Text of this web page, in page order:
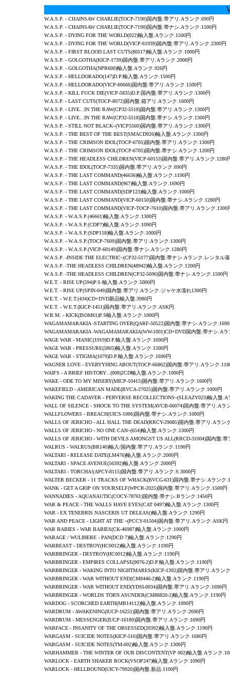
W.A.S.P. - CHAINSAW CHARLIE(TOCP-7190)国内盤.帯アリ.Aランク.690円
W.A.S.P. - CHAINSAW CHARLIE(TOCP-7190)国内盤.帯ナシ.Aランク.1500円
W.A.S.P. - DYING FOR THE WORLD(022)輸入盤.Aランク.1500円
W.A.S.P. - DYING FOR THE WORLD(VICP-61939)国内盤.帯アリ.Aランク.2300円
W.A.S.P. - FIRST BLOOD.LAST CUTS(80517)輸入盤.Aランク.1000円
W.A.S.P. - GOLGOTHA(KICP-1739)国内盤.帯アリ.Aランク.2000円
W.A.S.P. - GOLGOTHA(NPR600)輸入盤.Aランク.926円
W.A.S.P. - HELLDORADO(147)D.P.輸入盤.Aランク.1500円
W.A.S.P. - HELLDORADO(VICP-60666)国内盤.帯アリ.Aランク.1500円
W.A.S.P. - KILL FUCK DIE(VICP-5835)D.P.国内盤.帯アリ.Aランク.1300円
W.A.S.P. - LAST CUTS(TOCP-8072)国内盤.箱アリ.Aランク.1600円
W.A.S.P. - LIVE...IN THE RAW(CP32-5518)国内盤.帯アリ.Aランク.1300円
W.A.S.P. - LIVE...IN THE RAW(CP32-5518)国内盤.帯ナシ.Aランク.1300円
W.A.S.P. - STILL NOT BLACK~(VICP5560)国内盤.帯アリ.Aランク.1300円
W.A.S.P. - THE BEST OF THE BEST(SMACD926)輸入盤.Aランク.1300円
W.A.S.P. - THE CRIMSON IDOL(TOCP-6705)国内盤.帯アリ.Aランク.1300円
W.A.S.P. - THE CRIMSON IDOL(TOCP-6705)国内盤.帯ナシ.Aランク.1200円
W.A.S.P. - THE HEADLESS CHILDREN(VICP-60153)国内盤.帯アリ.Aランク.1280
W.A.S.P. - THE IDOL(TOCP-7335)国内盤.帯アリ.Aランク.690円
W.A.S.P. - THE LAST COMMAND(46636)輸入盤.Aランク.1190円
W.A.S.P. - THE LAST COMMAND(967)輸入盤.Aランク.1690円
W.A.S.P. - THE LAST COMMAND(SDP123)輸入盤.Aランク.1000円
W.A.S.P. - THE LAST COMMAND(VICP-60150)国内盤.帯ナシ.Aランク.1280円
W.A.S.P. - THE LAST COMMAND(VICP-TOCP-7610)国内盤.帯アリ.Aランク.1300
W.A.S.P. - W.A.S.P.(46661)輸入盤.Aランク.1300円
W.A.S.P. - W.A.S.P.(CDP7)輸入盤.Aランク.1090円
W.A.S.P. - W.A.S.P.(SDP118)輸入盤.Aランク.1000円
W.A.S.P. - W.A.S.P.(TOCP-7609)国内盤.帯アリ.Aランク.1300円
W.A.S.P. - W.A.S.P.(VICP-60149)国内盤.帯ナシ.Aランク.1280円
W.A.S.P. -INSIDE THE ELECTRIC~(CP32-5177)国内盤.帯ナシ.Aランク.レンタル
W.A.S.P. -THE HEADLESS CHILDREN(48942)輸入盤.Aランク.1200円
W.A.S.P. -THE HEADLESS CHILDREN(CP32-5696)国内盤.帯ナシ.Aランク.1500円
W.E.T. - RISE UP(594)P.S.輸入盤.Aランク.5000円
W.E.T. - RISE UP(SPIN-049)国内盤.帯アリ.Aランク.ジャケ水濡れ1300円
W.E.T. - W.E.T.(434)CD+DVD新品輸入盤.3980円
W.E.T. - W.E.T.(KICP-1451)国内盤.帯アリ.Aランク.ASK円
W.R.M. - KICK(ISOM61)P.S輸入盤.Aランク.1000円
WAGAMAMARAKIA -STARTING OVER(QARF-50522)国内盤.帯ナシ.Aランク
WAGAMAMARAKIA -WAGAMAMARAKIA(WW-1001)CD+DVD国内盤.帯ナシ.Aラ
WAGE WAR - MANIC(1919)D.P.輸入盤.Aランク.1690円
WAGE WAR - PRESSURE(5805)輸入盤.Aランク.1500円
WAGE WAR - STIGMA(1079)D.P.輸入盤.Aランク.1690円
WAGNER LOVE - EVERYYHING ABOUT(TOCP-66862)国内盤.帯アリ.Aランク
WAIFS - A BRIEF HISTORY...(008)2CD輸入盤.Aランク.1000円
WAKE - ODE TO MY MISERY(MICP-10415)国内盤.帯アリ.Aランク.1600円
WAKEFIELD - AMERICAN MADE(BVCA-27025)国内盤.帯アリ.Aランク.1000円
WAKING THE CADAVER - PERVERSE RECOLLECTIONS~(SLEAZY023)輸入盤.A
WALL OF SILENCE - SHOCK TO THE SYSTEM(AVCB-66074)国内盤.帯アリ.Aラ
WALLFLOWERS - BREACH(UICS-1006)国内盤.帯ナシ.Aランク.1000円
WALLS OF JERICHO - ALL HALL THE DEAD(RRCY-29085)国内盤.帯アリ.Aラン
WALLS OF JERICHO - NO ONE CAN~(654)輸入盤.Aランク.1300円
WALLS OF JERICHO - WITH DEVILS AMONGST US ALL(RRCD-31004)国内盤.
WALRUS - WALRUS(BR140)輸入/国内盤.帯アリ.Aランク.1190円
WALTARI - RELEASE DATE(LM476)輸入盤.Aランク.2000円
WALTARI - SPACE AVENUE(56392)輸入盤.Aランク.2000円
WALTARI - TORCHA!(APCY-8115)国内盤.帯アリ.Aランク.S.3000円
WALTER BECKER - 11 TRACKS OF WHACK(BVCG-631)国内盤.帯ナシ.Aランク
WANK - GET A GRIP ON YOURSELF(WPCR-2025)国内盤.帯アリ.Aランク.1500円
WANNADIES - AQUANAUTIC(COCY-78761)国内盤.帯ナシ.Bランク.1450円
WAR & PEACE - THE WALLS HAVE EYES(CAT 0497)輸入盤.Aランク.1300円
WAR - EX TENEBRIS NASCERIS UT DELEAS()輸入盤.Aランク.1290円
WAR AND PEACE - LIGHT AT THE ~(PCCY-01504)国内盤.帯アリ.Aランク.ASK円
WAR BABIES - WAR BABIES(CK-46987)輸入盤.Aランク.1000円
WARAGE / WULIHERE - PAN(DCD 7)輸入盤.Aランク.1290円
WARBEAST - DESTROY(HC0012)輸入盤.Aランク.1190円
WARBRINGER - DESTROY(HC0012)輸入盤.Aランク.1190円
WARBRINGER - EMPIRES COLLAPSE(9076-2)D.P.輸入盤.Aランク.1190円
WARBRINGER - WAKING INTO NIGHTMARES(KICP-1392)国内盤.帯アリ.Aラン
WARBRINGER - WAR WITHOUT END(CM8446-2)輸入盤.Aランク.1190円
WARBRINGER - WAR WITHOUT END(YDSI-0034)国内盤.帯アリ.Aランク.1690円
WARBRINGER - WORLDS TORN ASUNDER(CM88820-2)輸入盤.Aランク.1190円
WARDOG - SCORCHED EARTH(MB14112)輸入盤.Aランク.1090円
WARDRUM - AWAKENING(IUCP-16251)国内盤.帯アリ.Aランク.2690円
WARDRUM - MESSENGER(IUCP-16189)国内盤.帯アリ.Aランク.1690円
WARFACE - INSANITY OF THE OBSESSED(20392)輸入盤.Aランク.1190円
WARGASM - SUICIDE NOTES(KICP-516)国内盤.帯アリ.Aランク.1680円
WARGASM - SUICIDE NOTES(TM-002)輸入盤.Aランク.1300円
WARHAMMER - THE WINTER OF OUR DISCONTENT(VP 002)輸入盤.Aランク
WARLOCK - EARTH SHAKER ROCK(VSOP247)輸入盤.Aランク.1090円
WARLOCK - HELLBOUND(UICY-79920)国内盤.新品.1100円